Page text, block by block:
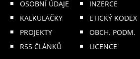
OSOBNÍ ÚDAJE
KALKULAČKY
PROJEKTY
RSS ČLÁNKŮ
INZERCE
ETICKÝ KODEX
OBCH. PODM.
LICENCE